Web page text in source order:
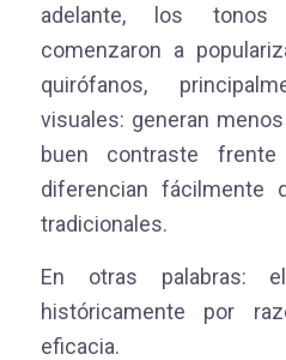
adelante, los
comenzaron a
quirófanos,
visuales: generan
buen contraste
diferencian fácilmente
tradicionales.
En otras palabras:
históricamente por
eficacia.